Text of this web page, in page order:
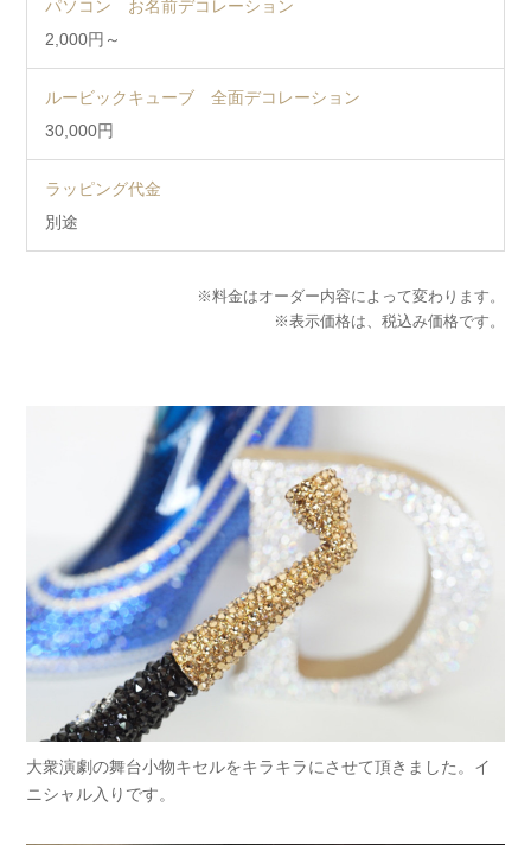
パソコン お名前デコレーション
2,000円～
ルービックキューブ 全面デコレーション
30,000円
ラッピング代金
別途
※料金はオーダー内容によって変わります。
※表示価格は、税込み価格です。
大衆演劇の舞台小物キセルをキラキラにさせて頂きました。イ
ニシャル入りです。